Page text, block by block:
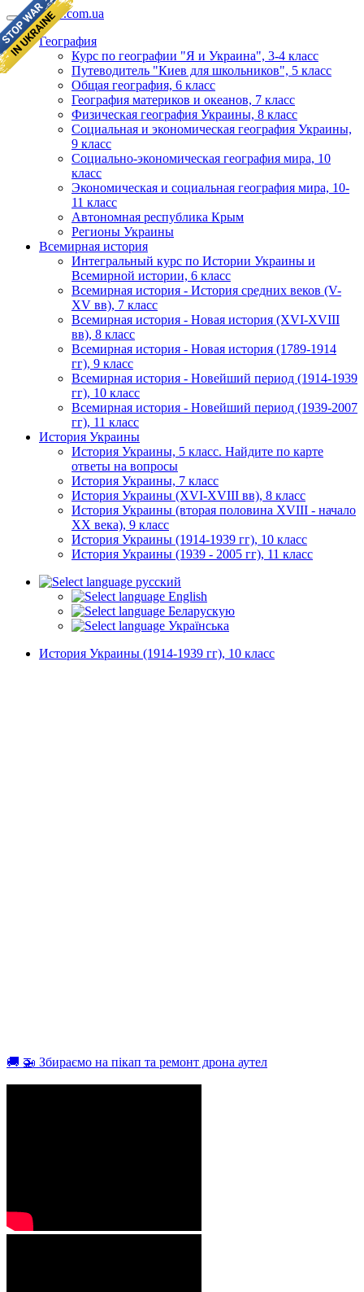
geomap.com.ua
География
Курс по географии "Я и Украина", 3-4 класс
Путеводитель "Киев для школьников", 5 класс
Общая география, 6 класс
География материков и океанов, 7 класс
Физическая география Украины, 8 класс
Социальная и экономическая география Украины,
9 класс
Социально-экономическая география мира, 10
класс
Экономическая и социальная география мира, 10-
11 класс
Автономная республика Крым
Регионы Украины
Всемирная история
Интегральный курс по Истории Украины и
Всемирной истории, 6 класс
Всемирная история - История средних веков (V-
XV вв), 7 класс
Всемирная история - Новая история (XVI-XVIII
вв), 8 класс
Всемирная история - Новая история (1789-1914
гг), 9 класс
Всемирная история - Новейший период (1914-1939
гг), 10 класс
Всемирная история - Новейший период (1939-2007
гг), 11 класс
История Украины
История Украины, 5 класс. Найдите по карте
ответы на вопросы
История Украины, 7 класс
История Украины (XVI-XVIII вв), 8 класс
История Украины (вторая половина XVIII - начало
XX века), 9 класс
История Украины (1914-1939 гг), 10 класс
История Украины (1939 - 2005 гг), 11 класс
русский
English
Беларускую
Українська
История Украины (1914-1939 гг), 10 класс
🚚 🚁 Збираємо на пікап та ремонт дрона аутел